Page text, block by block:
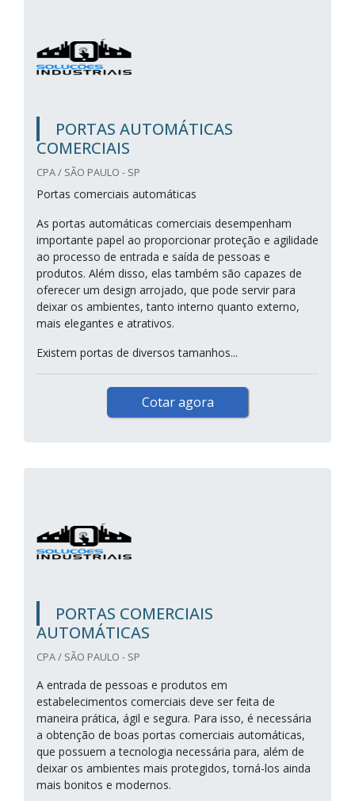
PORTAS AUTOMÁTICAS
COMERCIAIS
CPA / SÃO PAULO - SP
Portas comerciais automáticas
As portas automáticas comerciais desempenham
importante papel ao proporcionar proteção e agilidade
ao processo de entrada e saída de pessoas e
produtos. Além disso, elas também são capazes de
oferecer um design arrojado, que pode servir para
deixar os ambientes, tanto interno quanto externo,
mais elegantes e atrativos.
Existem portas de diversos tamanhos...
Cotar agora
PORTAS COMERCIAIS
AUTOMÁTICAS
CPA / SÃO PAULO - SP
A entrada de pessoas e produtos em
estabelecimentos comerciais deve ser feita de
maneira prática, ágil e segura. Para isso, é necessária
a obtenção de boas portas comerciais automáticas,
que possuem a tecnologia necessária para, além de
deixar os ambientes mais protegidos, torná-los ainda
mais bonitos e modernos.